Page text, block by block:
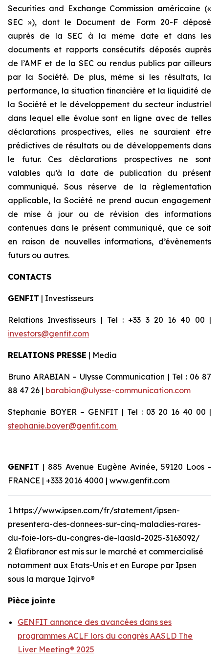
Securities and Exchange Commission américaine («
SEC »), dont le Document de Form 20-F déposé
auprès de la SEC à la même date et dans les
documents et rapports consécutifs déposés auprès
de l’AMF et de la SEC ou rendus publics par ailleurs
par la Société. De plus, même si les résultats, la
performance, la situation financière et la liquidité de
la Société et le développement du secteur industriel
dans lequel elle évolue sont en ligne avec de telles
déclarations prospectives, elles ne sauraient être
prédictives de résultats ou de développements dans
le futur. Ces déclarations prospectives ne sont
valables qu’à la date de publication du présent
communiqué. Sous réserve de la règlementation
applicable, la Société ne prend aucun engagement
de mise à jour ou de révision des informations
contenues dans le présent communiqué, que ce soit
en raison de nouvelles informations, d’évènements
futurs ou autres.
CONTACTS
GENFIT | Investisseurs
Relations Investisseurs | Tel : +33 3 20 16 40 00 |
investors@genfit.com
RELATIONS PRESSE | Media
Bruno ARABIAN – Ulysse Communication | Tel : 06 87
88 47 26 | barabian@ulysse-communication.com
Stephanie BOYER – GENFIT | Tel : 03 20 16 40 00 |
stephanie.boyer@genfit.com
GENFIT | 885 Avenue Eugène Avinée, 59120 Loos -
FRANCE | +333 2016 4000 | www.genfit.com
1 https://www.ipsen.com/fr/statement/ipsen-
presentera-des-donnees-sur-cinq-maladies-rares-
du-foie-lors-du-congres-de-laasld-2025-3163092/
2 Élafibranor est mis sur le marché et commercialisé
notamment aux Etats-Unis et en Europe par Ipsen
sous la marque Iqirvo®
Pièce jointe
GENFIT annonce des avancées dans ses
programmes ACLF lors du congrès AASLD The
Liver Meeting® 2025